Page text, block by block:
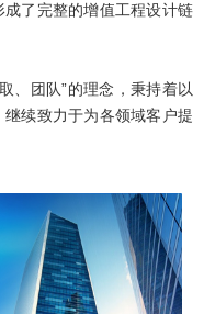
了完整的增值工程设计链
团队”的理念，秉持着以
续致力于为各领域客户提